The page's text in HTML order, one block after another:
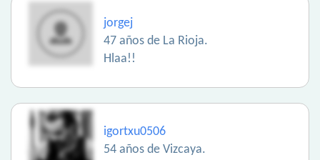
jorgej
47 años de La Rioja.
Hlaa!!
igortxu0506
54 años de Vizcaya.